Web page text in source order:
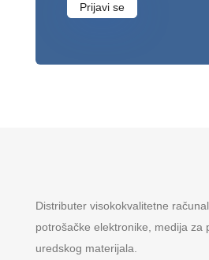
Prijavi se
Distributer visokokvalitetne
potrošačke elektronike, medija za
uredskog materijala.